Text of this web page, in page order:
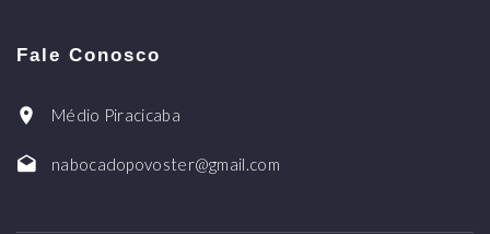
Fale Conosco
Médio Piracicaba
nabocadopovoster@gmail.com